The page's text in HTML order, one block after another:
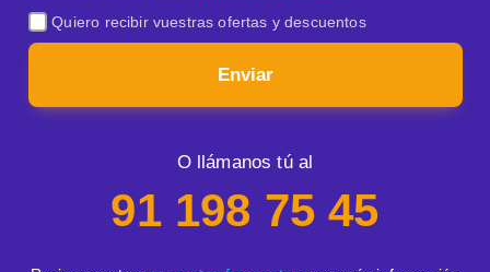
Quiero recibir vuestras ofertas y descuentos
Enviar
O llámanos tú al
91 198 75 45